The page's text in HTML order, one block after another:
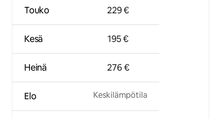
Touko
Kesä
Heinä
Elo
229 €
195 €
276 €
Keskilämpötila